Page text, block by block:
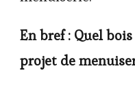
En bref : Quel
projet de